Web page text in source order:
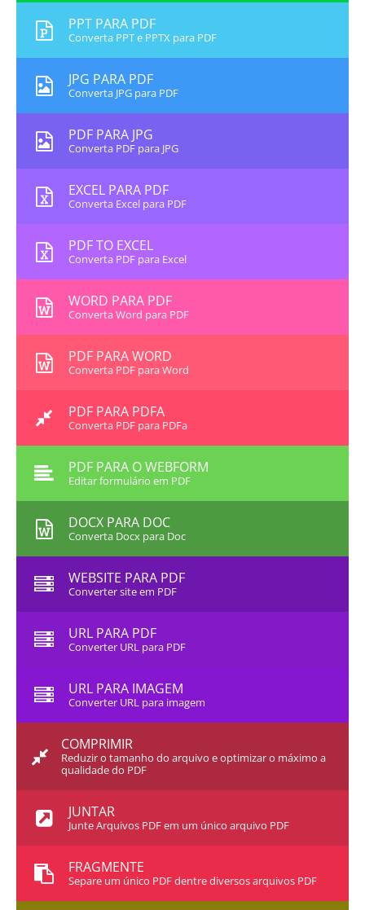
PPT PARA PDF
Converta PPT e PPTX para PDF
JPG PARA PDF
Converta JPG para PDF
PDF PARA JPG
Converta PDF para JPG
EXCEL PARA PDF
Converta Excel para PDF
PDF TO EXCEL
Converta PDF para Excel
WORD PARA PDF
Converta Word para PDF
PDF PARA WORD
Converta PDF para Word
PDF PARA PDFA
Converta PDF para PDFa
PDF PARA O WEBFORM
Editar formulário em PDF
DOCX PARA DOC
Converta Docx para Doc
WEBSITE PARA PDF
Converter site em PDF
URL PARA PDF
Converter URL para PDF
URL PARA IMAGEM
Converter URL para imagem
COMPRIMIR
Reduzir o tamanho do arquivo e optimizar o máximo a
qualidade do PDF
JUNTAR
Junte Arquivos PDF em um único arquivo PDF
FRAGMENTE
Separe um único PDF dentre diversos arquivos PDF